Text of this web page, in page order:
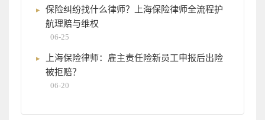
保险纠纷找什么律师？上海保险律师全流程护
航理赔与维权
06-25
上海保险律师：雇主责任险新员工申报后出险
被拒赔？
06-20